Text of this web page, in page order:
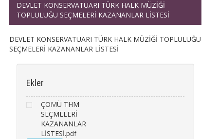
DEVLET KONSERVATUARI TÜRK HALK MÜZİĞİ
TOPLULUĞU SEÇMELERİ KAZANANLAR LİSTESİ
DEVLET KONSERVATUARI TÜRK HALK MÜZİĞİ TOPLULUĞU
SEÇMELERİ KAZANANLAR LİSTESİ
Ekler
ÇOMÜ THM
SEÇMELERİ
KAZANANLAR
LİSTESİ.pdf